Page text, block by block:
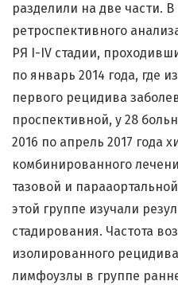
разделили на две части.
ретроспективного
РЯ I-IV стадии,
по январь 2014 года, где
первого рецидива
проспективной, у 28
2016 по апрель 2017 года
комбинированного
тазовой и
этой группе изучали
стадирования. Частота
изолированного
лимфоузлы в группе